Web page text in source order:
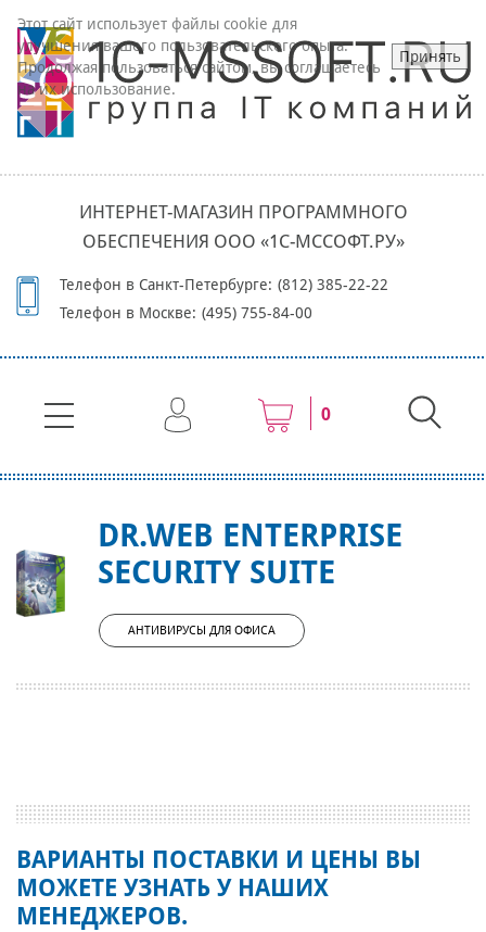
ИНТЕРНЕТ-МАГАЗИН ПРОГРАММНОГО
ОБЕСПЕЧЕНИЯ ООО «1С-МССОФТ.РУ»
Телефон в Санкт-Петербурге: (812) 385-22-22
Телефон в Москве: (495) 755-84-00
0
DR.WEB ENTERPRISE
SECURITY SUITE
АНТИВИРУСЫ ДЛЯ ОФИСА
ВАРИАНТЫ ПОСТАВКИ И ЦЕНЫ ВЫ
МОЖЕТЕ УЗНАТЬ У НАШИХ
МЕНЕДЖЕРОВ.
Этот сайт использует файлы cookie для
улучшения вашего пользовательского опыта.
Продолжая пользоваться сайтом, вы соглашаетесь
на их использование.
Принять